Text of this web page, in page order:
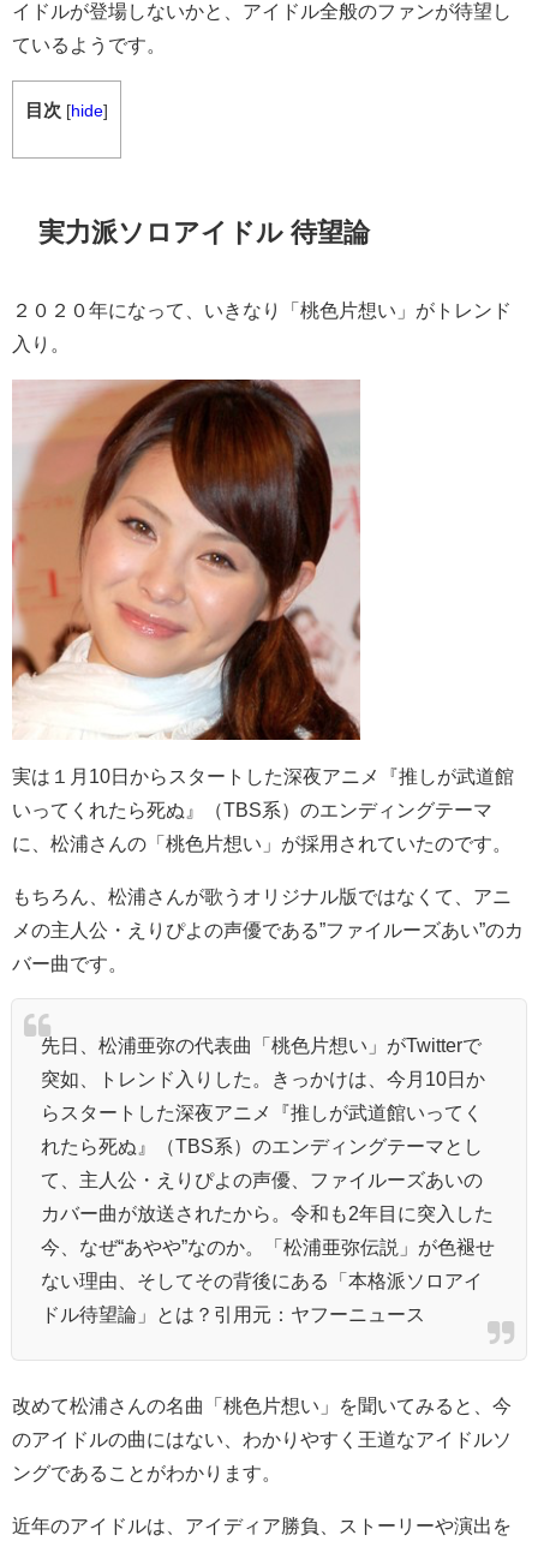
イドルが登場しないかと、アイドル全般のファンが待望し
ているようです。
目次 [hide]
実力派ソロアイドル 待望論
２０２０年になって、いきなり「桃色片想い」がトレンド
入り。
実は１月 10日からスタートした深夜アニメ『推しが武道館
いってくれたら死ぬ』（TBS系）のエンディングテーマ
に、松浦さんの「桃色片想い」が採用されていたのです。
もちろん、松浦さんが歌うオリジナル版ではなくて、アニ
メの主人公・えりぴよの声優である”ファイルーズあい”のカ
バー曲です。
先日、 松浦亜弥の代表曲「桃色片想い」がTwitterで
突如、トレンド入りした。きっかけは、今月10日か
らスタートした深夜アニメ『推しが武道館いってく
れたら死ぬ』（TBS系）のエンディングテーマとし
て、主人公・えりぴよの声優、ファイルーズあいの
カバー曲が放送されたから。令和も2年目に突入した
今、なぜ“あやや”なのか。「松浦亜弥伝説」が色褪せ
ない理由、そしてその背後にある「本格派ソロアイ
ドル待望論」とは？引用元：ヤフーニュース
改めて松浦さんの名曲「桃色片想い」を聞いてみると、今
のアイドルの曲にはない、わかりやすく王道なアイドルソ
ングであることがわかります。
近年のアイドルは、アイディア勝負、ストーリーや演出を